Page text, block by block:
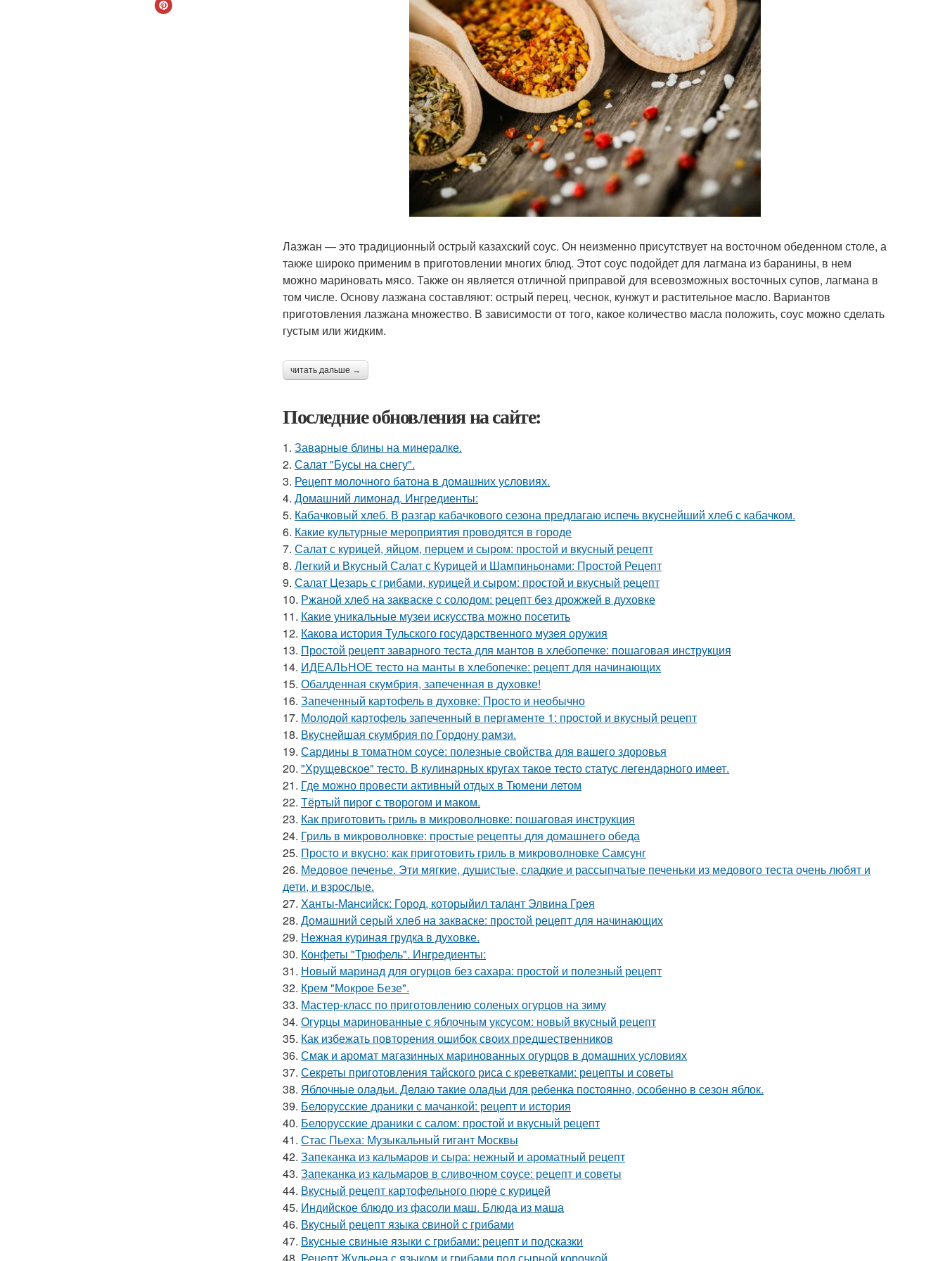
Лазжан — это традиционный острый казахский соус. Он неизменно присутствует на восточном обеденном столе, а
также широко применим в приготовлении многих блюд. Этот соус подойдет для лагмана из баранины, в нем
можно мариновать мясо. Также он является отличной приправой для всевозможных восточных супов, лагмана в
том числе. Основу лазжана составляют: острый перец, чеснок, кунжут и растительное масло. Вариантов
приготовления лазжана множество. В зависимости от того, какое количество масла положить, соус можно сделать
густым или жидким.
читать дальше →
Последние обновления на сайте:
1. Заварные блины на минералке.
2. Салат "Бусы на снегу".
3. Рецепт молочного батона в домашних условиях.
4. Домашний лимонад. Ингредиенты:
5. Кабачковый хлеб. В разгар кабачкового сезона предлагаю испечь вкуснейший хлеб с кабачком.
6. Какие культурные мероприятия проводятся в городе
7. Салат с курицей, яйцом, перцем и сыром: простой и вкусный рецепт
8. Легкий и Вкусный Салат с Курицей и Шампиньонами: Простой Рецепт
9. Салат Цезарь с грибами, курицей и сыром: простой и вкусный рецепт
10. Ржаной хлеб на закваске с солодом: рецепт без дрожжей в духовке
11. Какие уникальные музеи искусства можно посетить
12. Какова история Тульского государственного музея оружия
13. Простой рецепт заварного теста для мантов в хлебопечке: пошаговая инструкция
14. ИДЕАЛЬНОЕ тесто на манты в хлебопечке: рецепт для начинающих
15. Обалденная скумбрия, запеченная в духовке!
16. Запеченный картофель в духовке: Просто и необычно
17. Молодой картофель запеченный в пергаменте 1: простой и вкусный рецепт
18. Вкуснейшая скумбрия по Гордону рамзи.
19. Сардины в томатном соусе: полезные свойства для вашего здоровья
20. "Хрущевское" тесто. В кулинарных кругах такое тесто статус легендарного имеет.
21. Где можно провести активный отдых в Тюмени летом
22. Тёртый пирог с творогом и маком.
23. Как приготовить гриль в микроволновке: пошаговая инструкция
24. Гриль в микроволновке: простые рецепты для домашнего обеда
25. Просто и вкусно: как приготовить гриль в микроволновке Самсунг
26. Медовое печенье. Эти мягкие, душистые, сладкие и рассыпчатые печеньки из медового теста очень любят и
дети, и взрослые.
27. Ханты-Мансийск: Город, которыйил талант Элвина Грея
28. Домашний серый хлеб на закваске: простой рецепт для начинающих
29. Нежная куриная грудка в духовке.
30. Конфеты "Трюфель". Ингредиенты:
31. Новый маринад для огурцов без сахара: простой и полезный рецепт
32. Крем "Мокрое Безе".
33. Мастер-класс по приготовлению соленых огурцов на зиму
34. Огурцы маринованные с яблочным уксусом: новый вкусный рецепт
35. Как избежать повторения ошибок своих предшественников
36. Смак и аромат магазинных маринованных огурцов в домашних условиях
37. Секреты приготовления тайского риса с креветками: рецепты и советы
38. Яблочные оладьи. Делаю такие оладьи для ребенка постоянно, особенно в сезон яблок.
39. Белорусские драники с мачанкой: рецепт и история
40. Белорусские драники с салом: простой и вкусный рецепт
41. Стас Пьеха: Музыкальный гигант Москвы
42. Запеканка из кальмаров и сыра: нежный и ароматный рецепт
43. Запеканка из кальмаров в сливочном соусе: рецепт и советы
44. Вкусный рецепт картофельного пюре с курицей
45. Индийское блюдо из фасоли маш. Блюда из маша
46. Вкусный рецепт языка свиной с грибами
47. Вкусные свиные языки с грибами: рецепт и подсказки